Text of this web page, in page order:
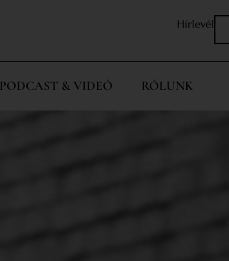
Hírlevél
PODCAST & VIDEÓ RÓLUNK